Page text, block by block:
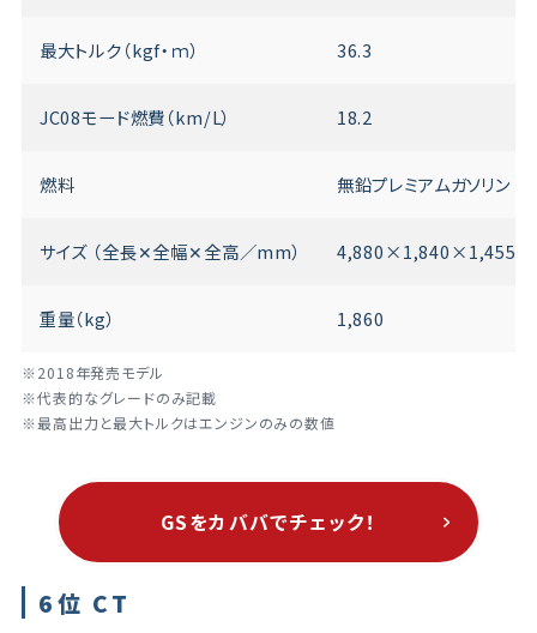
最大トルク（kgf・ｍ） 36.3
JC08モード燃費（km/L） 18.2
燃料 無鉛プレミアムガソリン
サイズ （全長✕全幅✕全高／mm） 4,880×1,840×1,455
重量（kg） 1,860
※2018年発売モデル
※代表的なグレードのみ記載
※最高出力と最大トルクはエンジンのみの数値
GSをカババでチェック！
6位 CT